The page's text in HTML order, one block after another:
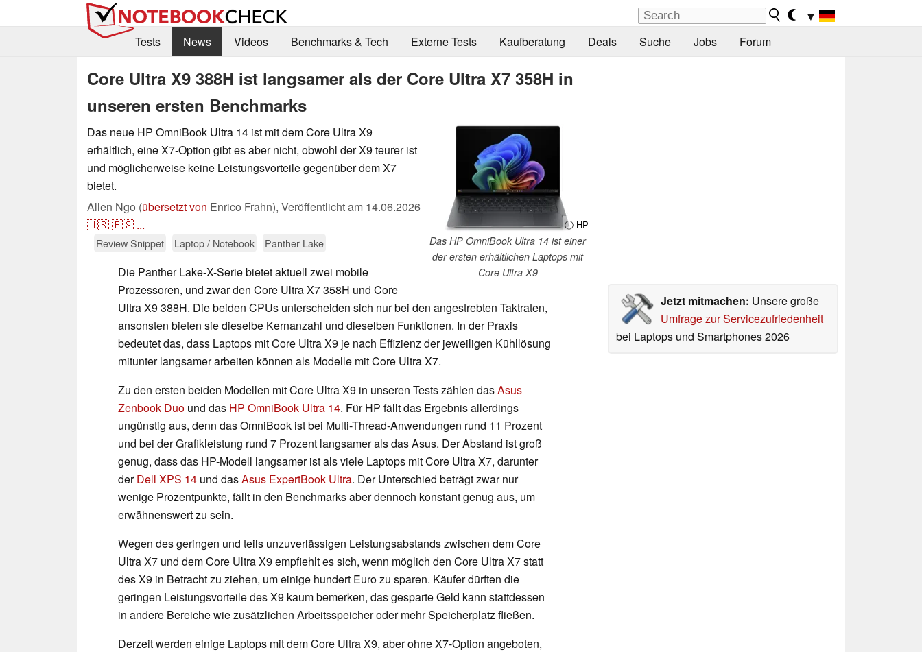
▼
Tests
News Videos Benchmarks & Tech Externe Tests Kaufberatung Deals Suche Jobs Forum
Core Ultra X9 388H ist langsamer als der Core Ultra X7 358H in
unseren ersten Benchmarks
ⓘ HP
Das HP OmniBook Ultra 14 ist einer
der ersten erhältlichen Laptops mit
Core Ultra X9
Das neue HP OmniBook Ultra 14 ist mit dem Core Ultra X9
erhältlich, eine X7-Option gibt es aber nicht, obwohl der X9 teurer ist
und möglicherweise keine Leistungsvorteile gegenüber dem X7
bietet.
Allen Ngo (übersetzt von Enrico Frahn), Veröffentlicht am 14.06.2026
🇺🇸🇪🇸 ...
Review Snippet Laptop / Notebook Panther Lake
Jetzt mitmachen: Unsere große
Umfrage zur Servicezufriedenheit
bei Laptops und Smartphones 2026
Die Panther Lake-X-Serie bietet aktuell zwei mobile
Prozessoren, und zwar den Core Ultra X7 358H und Core
Ultra X9 388H. Die beiden CPUs unterscheiden sich nur bei den angestrebten Taktraten,
ansonsten bieten sie dieselbe Kernanzahl und dieselben Funktionen. In der Praxis
bedeutet das, dass Laptops mit Core Ultra X9 je nach Effizienz der jeweiligen Kühllösung
mitunter langsamer arbeiten können als Modelle mit Core Ultra X7.
Zu den ersten beiden Modellen mit Core Ultra X9 in unseren Tests zählen dasAsus
Zenbook Duo und das HP OmniBook Ultra 14. Für HP fällt das Ergebnis allerdings
ungünstig aus, denn das OmniBook ist bei Multi-Thread-Anwendungen rund 11 Prozent
und bei der Grafikleistung rund 7 Prozent langsamer als das Asus. Der Abstand ist groß
genug, dass das HP-Modell langsamer ist als viele Laptops mit Core Ultra X7, darunter
derDell XPS 14 und dasAsus ExpertBook Ultra. Der Unterschied beträgt zwar nur
wenige Prozentpunkte, fällt in den Benchmarks aber dennoch konstant genug aus, um
erwähnenswert zu sein.
Wegen des geringen und teils unzuverlässigen Leistungsabstands zwischen dem Core
Ultra X7 und dem Core Ultra X9 empfiehlt es sich, wenn möglich den Core Ultra X7 statt
des X9 in Betracht zu ziehen, um einige hundert Euro zu sparen. Käufer dürften die
geringen Leistungsvorteile des X9 kaum bemerken, das gesparte Geld kann stattdessen
in andere Bereiche wie zusätzlichen Arbeitsspeicher oder mehr Speicherplatz fließen.
Derzeit werden einige Laptops mit dem Core Ultra X9, aber ohne X7-Option angeboten,